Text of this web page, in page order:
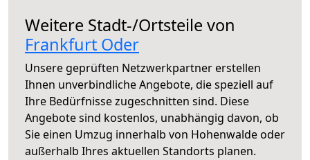
Weitere Stadt-/Ortsteile von
Frankfurt Oder
Unsere geprüften Netzwerkpartner erstellen
Ihnen unverbindliche Angebote, die speziell auf
Ihre Bedürfnisse zugeschnitten sind. Diese
Angebote sind kostenlos, unabhängig davon, ob
Sie einen Umzug innerhalb von Hohenwalde oder
außerhalb Ihres aktuellen Standorts planen.